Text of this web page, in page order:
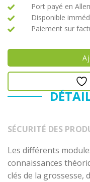
Port payé en
Disponible
Paiement sur
SÉCURITÉ DES
Les différents
connaissances
clés de la grossesse,